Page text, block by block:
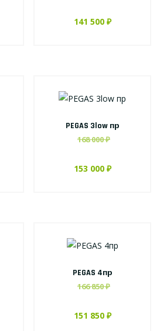
141 500 ₽
PEGAS 3low пр
168 000 ₽
153 000 ₽
PEGAS 4пр
166 850 ₽
151 850 ₽